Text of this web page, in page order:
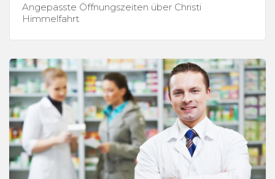
Angepasste Öffnungszeiten über Christi
Himmelfahrt